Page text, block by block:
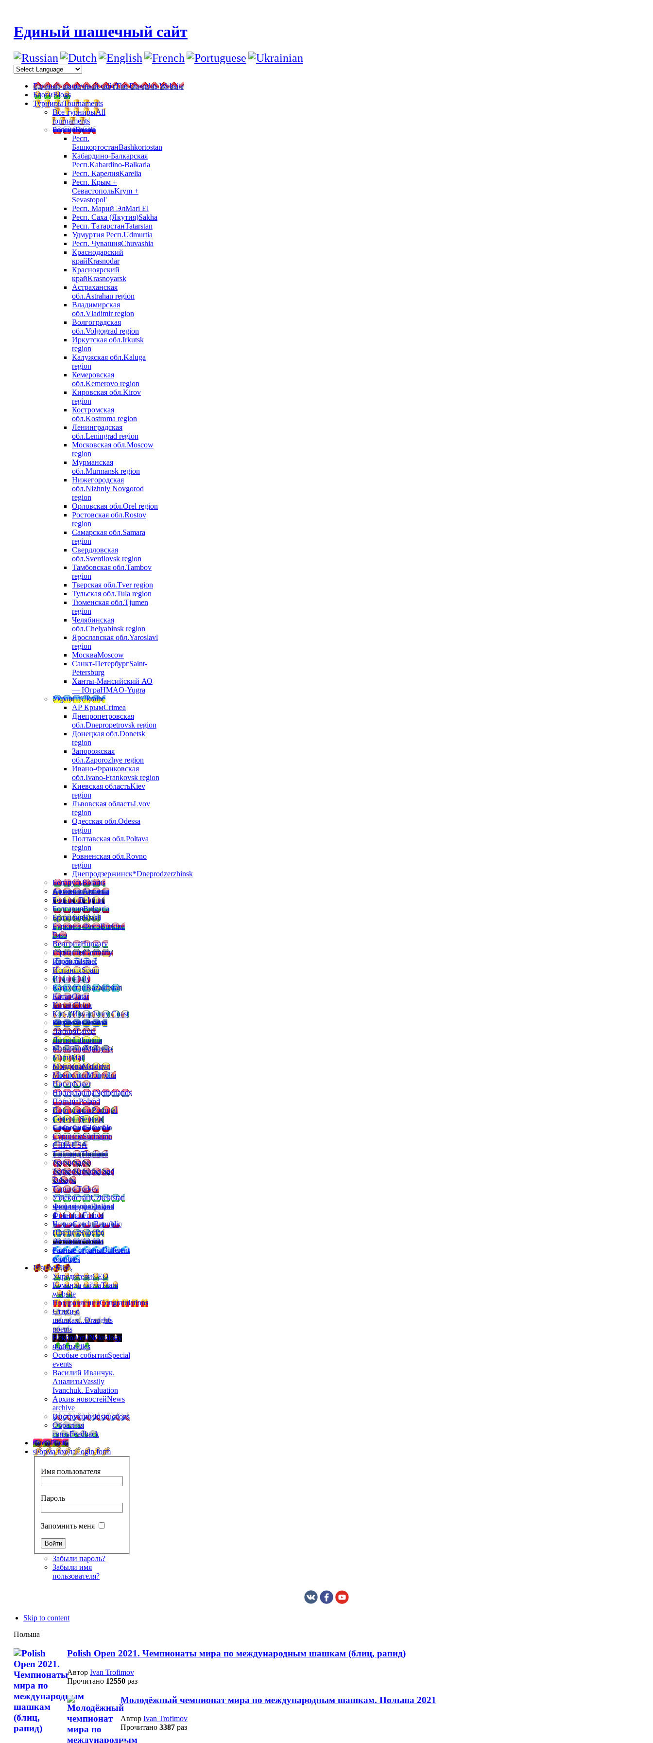
Единый шашечный сайт
Единый шашечный сайтThe Draughts Website
БлогиBlogs
ТурнирыTournaments
Все турнирыAll
tournaments
РоссияRussia
Респ.
БашкортостанBashkortostan
Кабардино-Балкарская
Респ.Kabardino-Balkaria
Респ. КарелияKarelia
Респ. Крым +
СевастопольKrym +
Sevastopol'
Респ. Марий ЭлMari El
Респ. Саха (Якутия)Sakha
Респ. ТатарстанTatarstan
Удмуртия Респ.Udmurtia
Респ. ЧувашияChuvashia
Краснодарский
крайKrasnodar
Красноярский
крайKrasnoyarsk
Астраханская
обл.Astrahan region
Владимирская
обл.Vladimir region
Волгоградская
обл.Volgograd region
Иркутская обл.Irkutsk
region
Калужская обл.Kaluga
region
Кемеровская
обл.Kemerovo region
Кировская обл.Kirov
region
Костромская
обл.Kostroma region
Ленинградская
обл.Leningrad region
Московская обл.Moscow
region
Мурманская
обл.Murmansk region
Нижегородская
обл.Nizhniy Novgorod
region
Орловская обл.Orel region
Ростовская обл.Rostov
region
Самарская обл.Samara
region
Свердловская
обл.Sverdlovsk region
Тамбовская обл.Tambov
region
Тверская обл.Tver region
Тульская обл.Tula region
Тюменская обл.Tjumen
region
Челябинская
обл.Chelyabinsk region
Ярославская обл.Yaroslavl
region
МоскваMoscow
Санкт-ПетербургSaint-
Petersburg
Ханты-Мансийский АО
— ЮграHMAO-Yugra
УкраинаUkraine
АР КрымCrimea
Днепропетровская
обл.Dnepropetrovsk region
Донецкая обл.Donetsk
region
Запорожская
обл.Zaporozhye region
Ивано-Франковская
обл.Ivano-Frankovsk region
Киевская областьKiev
region
Львовская областьLvov
region
Одесская обл.Odessa
region
Полтавская обл.Poltava
region
Ровненская обл.Rovno
region
Днепродзержинск*Dneprodzerzhinsk
БеларусьBelarus
АрменияArmenia
БельгияBelgium
БолгарияBulgaria
БразилияBrasil
Буркина-ФасоBurkina
Faso
ВенгрияHungary
ГерманияGermany
ИзраильIsrael
ИспанияSpain
ИталияItaly
КазахстанKazakhstan
КатарQatar
КитайChina
Кот-д'ИвуарIvory Coast
КюрасаоCuracao
ЛатвияLatvia
ЛитваLithuania
МалайзияMalaysia
МалиMali
МолдоваMoldova
МонголияMongolia
НигерNiger
НидерландыNetherlands
ПольшаPoland
ПортугалияPortugal
СенегалSenegal
СловенияSlovenia
СуринамSuriname
СШАUSA
ТайландThailand
Тринидад и
ТобагоTrinidad and
Tobago
ТурцияTurkey
УзбекистанUzbekistan
ФинляндияFinland
ФранцияFrance
ЧехияCzech Republic
ШвецияSweden
ЭстонияEstonia
Разные страныDifferent
countries
РазноеMisc.
УчредителиCEO
Команда сайтаTeam
website
ПоздравленияCongratulations
Стихи о
шашках...Draughts
poems
НекрологиNekrology
ФайлыFiles
Особые событияSpecial
events
Василий Иванчук.
АнализыVassily
Ivanchuk. Evaluation
Архив новостейNews
archive
ИнструкцииInstructions
Обратная
связьFeedback
ФотоPhoto
Форма входаLogin form
Имя пользователя
Пароль
Запомнить меня
Забыли пароль?
Забыли имя
пользователя?
Skip to content
Польша
Polish Open 2021. Чемпионаты мира по международным шашкам (блиц, рапид)
Автор Ivan Trofimov
Прочитано 12550раз
Молодёжный чемпионат мира по международным шашкам. Польша 2021
Автор Ivan Trofimov
Прочитано 3387раз